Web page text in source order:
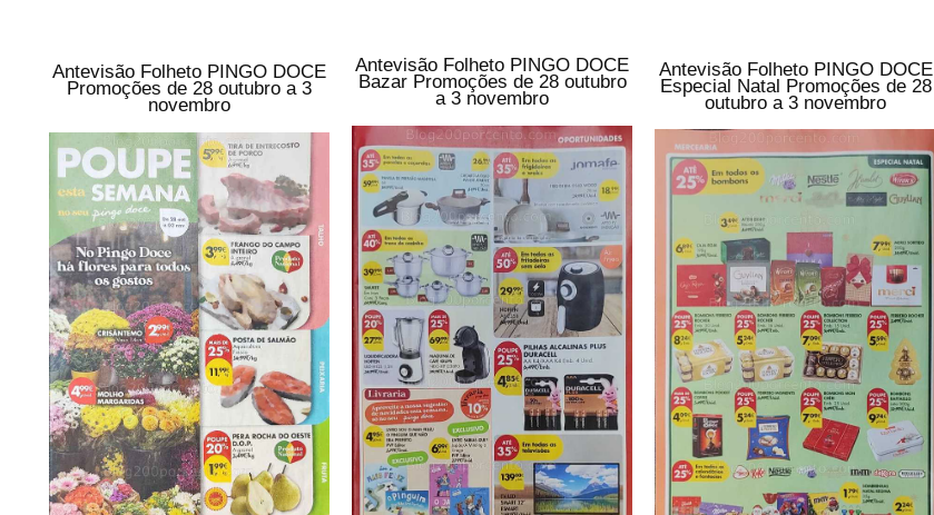
Antevisão Folheto PINGO DOCE
Promoções de 28 outubro a 3
novembro
Antevisão Folheto PINGO DOCE
Bazar Promoções de 28 outubro
a 3 novembro
Antevisão Folheto PINGO DOCE
Especial Natal Promoções de 28
outubro a 3 novembro